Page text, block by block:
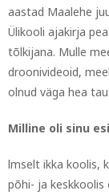
aastad Maalehe
Ülikooli ajakirja
tõlkijana. Mulle
droonivideoid,
olnud väga hea
Milline oli sinu
lmselt ikka koolis,
põhi- ja keskkoolis